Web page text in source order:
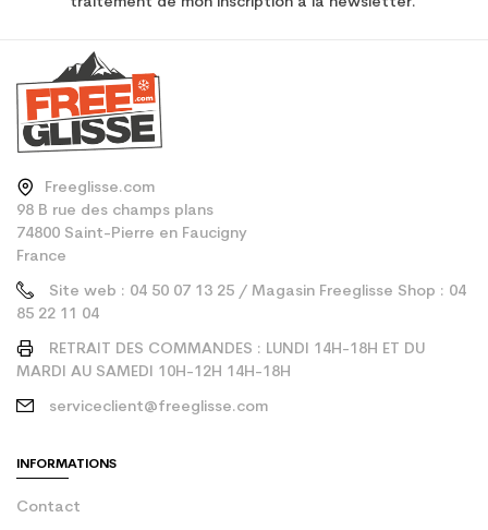
Freeglisse.com
98 B rue des champs plans
74800 Saint-Pierre en Faucigny
France
Site web : 04 50 07 13 25 / Magasin Freeglisse Shop : 04
85 22 11 04
RETRAIT DES COMMANDES : LUNDI 14H-18H ET DU
MARDI AU SAMEDI 10H-12H 14H-18H
serviceclient@freeglisse.com
INFORMATIONS
Contact